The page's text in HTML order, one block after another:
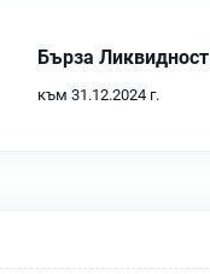
Бърза Ликвидност
към 31.12.2024 г.